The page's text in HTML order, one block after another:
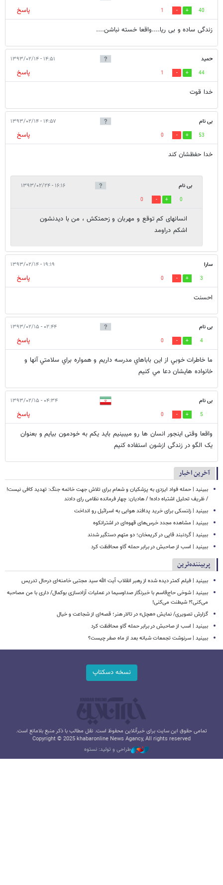
40
1
پاسخ
زندگی ساده و بی ریا....واقعا خسته نباشن....
حمید ۱۴:۵۱ - ۱۳۹۳/۰۲/۱۴
44
1
پاسخ
خدا قوت
بی نام ۱۴:۵۷ - ۱۳۹۳/۰۲/۱۴
53
0
پاسخ
خدا حفظشان کند
بی نام ۱۶:۱۶ - ۱۳۹۳/۰۲/۲۴
0
0
انسانهای کم توقع و مهربان و زحمتکش ، من با دیدنشون
اشکم دراومد
سارا ۱۹:۱۹ - ۱۳۹۳/۰۲/۱۴
3
0
پاسخ
احسنت
بی نام ۰۲:۴۴ - ۱۳۹۳/۰۲/۱۵
4
0
پاسخ
ما خاطرات خوبي از اين باباهاي مدرسه داريم و همواره براي سلامتي آنها و
خانواده هايشان دعا مي كنيم
بی نام ۰۴:۳۴ - ۱۳۹۳/۰۲/۱۵
5
0
پاسخ
واقعا وقتی اینجور انسان ها رو میبینیم باید یکم به خودمون بیایم و بعنوان
یک الگو در زندگی ازشون استفاده کنیم
آخرین اخبار
ببینید | حمله فواد ایزدی به پزشکیان و شعام برای تلاش جهت خاتمه جنگ: تهدید کافی نیست!
/ ظریف تحلیل اشتباه داده! / هادیان: چهار فرمانده نظامی رای دادند
ببینید | زلنسکی برای خرید پدافند هوایی به اسرائیل رو انداخت
ببینید | مشاهده مجدد خرس‌های قهوه‌ای در اشترانکوه
ببینید | گردنبند قاپی در کریمخان؛ دو متهم دستگیر شدند
ببینید | اسب از صاحبش در برابر حمله گاو محافظت کرد
پربیننده‌ترین
ببینید | فیلم کمتر دیده شده از رهبر انقلاب آیت الله سید مجتبی خامنه‌ای درحال تدریس
ببینید | شوخی حاج‌قاسم با خبرنگار صداوسیما در عملیات آزادسازی بوکمال/ داری با من مصاحبه‌
می‌کنی؟! شیطنت می‌کنی!
گزارش تصویری/ نمایش «هچل» در تالار هنر؛ قصه‌ای از شجاعت و خیال
ببینید | اسب از صاحبش در برابر حمله گاو محافظت کرد
ببینید | سرنوشت تجمعات شبانه بعد از ماه صفر چیست؟
نسخه دسکتاپ
تمامی حقوق این سایت برای خبرآنلاین محفوظ است. نقل مطالب با ذکر منبع بلامانع است.
Copyright © 2025 khabaronline News Agancy, All rights reserved
طراحی و تولید: نستوه